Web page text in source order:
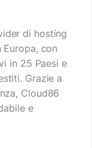
di hosting
con
in 25 Paesi e
Grazie a
Cloud86
e